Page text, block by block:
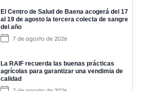
El Centro de Salud de Baena acogerá del 17
al 19 de agosto la tercera colecta de sangre
del año
7 de agosto de 2026
La RAIF recuerda las buenas prácticas
agrícolas para garantizar una vendimia de
calidad